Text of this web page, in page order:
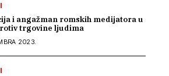
i angažman romskih medijatora u
trgovine ljudima
2023.